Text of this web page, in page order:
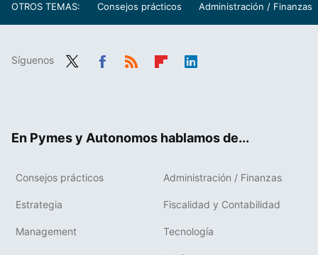
OTROS TEMAS: Consejos prácticos Administración / Finanzas
Síguenos
En Pymes y Autonomos hablamos de...
Consejos prácticos Administración / Finanzas
Estrategia Fiscalidad y Contabilidad
Management Tecnología